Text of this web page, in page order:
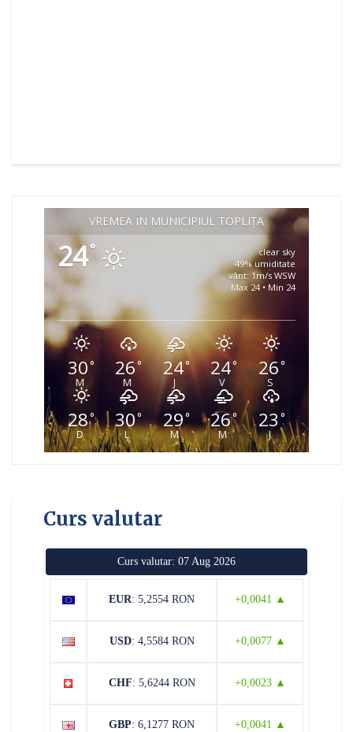
VREMEA ÎN MUNICIPIUL TOPLIȚA
24°
clear sky
49% umiditate
vânt: 1m/s WSW
Max 24 • Min 24
30°
M
26°
M
24°
J
24°
V
26°
S
28°
D
30°
L
29°
M
26°
M
23 °
J
Curs valutar
Curs valutar: 07 Aug 2026
EUR: 5,2554 RON +0,0041 ▲
USD: 4,5584 RON +0,0077 ▲
CHF: 5,6244 RON +0,0023 ▲
GBP: 6,1277 RON +0,0041 ▲